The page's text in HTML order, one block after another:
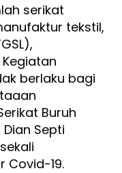
serikat
tekstil,
berlaku bagi
Buruh
Septi
Covid-19.